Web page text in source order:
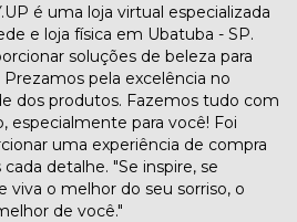
é uma loja virtual especializada
e loja física em Ubatuba - SP.
soluções de beleza para
Prezamos pela excelência no
dos produtos. Fazemos tudo com
especialmente para você! Foi
uma experiência de compra
detalhe. "Se inspire, se
viva o melhor do seu sorriso, o
de você."